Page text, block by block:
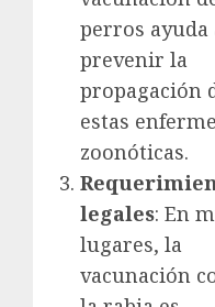
perros ayuda
prevenir la
propagación
estas
zoonóticas.
legales: En
lugares, la
vacunación